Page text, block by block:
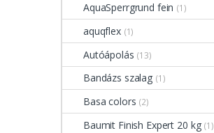
AquaSperrgrund fein (1)
aquqflex (1)
Autóápolás (13)
Bandázs szalag (1)
Basa colors (2)
Baumit Finish Expert 20 kg (1)